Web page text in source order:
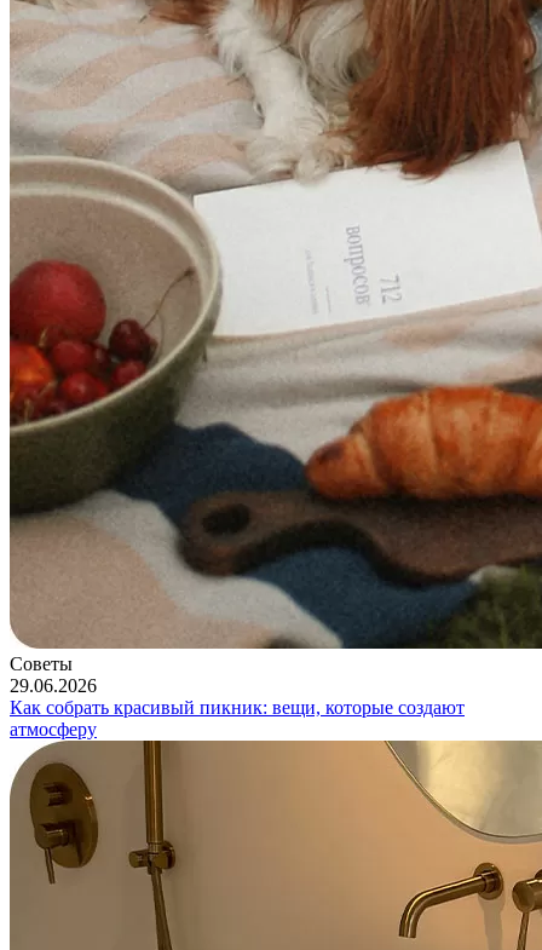
Советы
29.06.2026
Как собрать красивый пикник: вещи, которые создают
атмосферу